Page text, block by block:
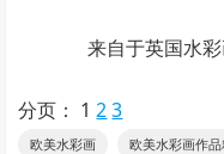
来自于英国水
分页： 1 2 3
欧美水彩画 欧美水彩画作